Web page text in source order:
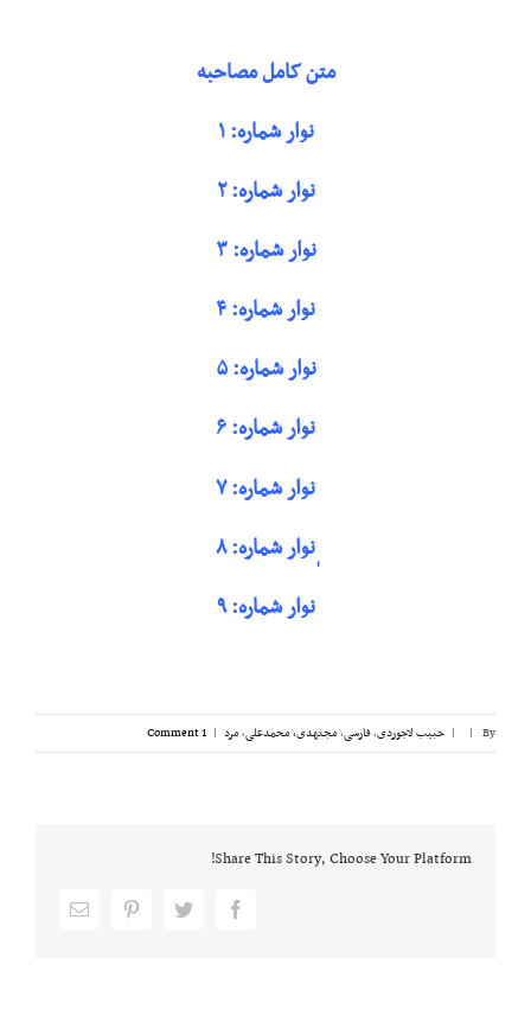
متن کامل مصاحبه
نوار شماره: ۱
نوار شماره: ۲
نوار شماره: ۳
نوار شماره: ۴
نوار شماره: ۵
نوار شماره: ۶
نوار شماره: ۷
نوار شماره: ۸
نوار شماره: ۹
By
|
| حبیب لاجوردی,فارسی,مجتهدی، محمدعلی,مرد |
1 Comment
Share This Story, Choose Your Platform!
facebook
twitter
pinterest
Email